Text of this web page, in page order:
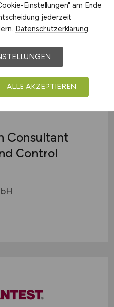
Consultant
Control
Einstellungen" am Ende
jederzeit
Datenschutzerklärung
ALLE AKZEPTIEREN